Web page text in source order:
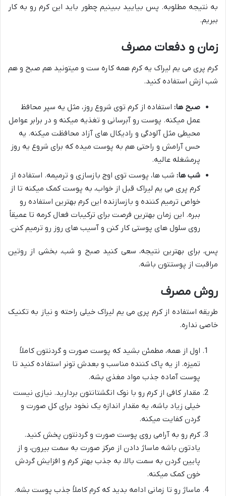
به نتیجه مطلوبه. پس بیایید ببینیم چطور باید این کرم رو به کار
ببریم.
زمان و دفعات مصرف
کرم پری می یم لیراک یه کرم همه کاره ست و میتونید هم صبح و هم
شب ازش استفاده کنید.
صبح ها: استفاده از کرم توی شروع روز، مثل یه سپر محافظ
عمل میکنه. پوست رو آبرسانی و تغذیه میکنه و در برابر عوامل
محیطی مثل آلودگی و رادیکال های آزاد محافظت میکنه. یه
حس آرامش و راحتی هم به پوست میده که برای شروع یه روز
پرمشغله عالیه.
شب ها: شب ها، پوست توی اوج بازسازی و ترمیمه. استفاده از
کرم پری می یم لیراک قبل از خواب، به پوست کمک میکنه تا از
خواص ترمیم کننده و بازسازنده این کرم بهترین استفاده رو
ببره. این زمان بهترین فرصت برای ترکیبات فعال کرمه تا عمیقاً
روی سلول های پوستی کار کنن و آسیب های روز رو ترمیم کنن.
پس، برای بهترین نتیجه، سعی کنید صبح و شب، بخشی از روتین
مراقبت از پوستتون باشه.
روش مصرف
طریقه استفاده از کرم پری می یم لیراک خیلی راحته و نیاز به تکنیک
خاصی نداره.
اول از همه، مطمئن بشید که پوست صورت و گردنتون کاملاً
تمیزه. از یه پاک کننده مناسب و بعدش تونر استفاده کنید تا
پوست آماده جذب مواد مغذی بشه.
مقدار کافی از کرم رو با نوک انگشتانتون بردارید. نیازی نیست
خیلی زیاد باشه، یه مقدار اندازه یک نخود برای کل صورت و
گردن کفایت میکنه.
کرم رو به آرامی روی پوست صورت و گردنتون پخش کنید.
یادتون باشه ماساژ دادن از مرکز صورت به سمت بیرون، و از
پایین گردن به سمت بالا، به جذب بهتر کرم و افزایش گردش
خون کمک میکنه.
ماساژ رو تا زمانی ادامه بدید که کرم کاملاً جذب پوست بشه.